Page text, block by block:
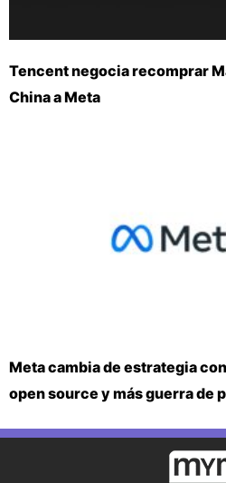
Tencent negocia recomprar
China a Meta
Meta cambia de estrategia
open source y más guerra de